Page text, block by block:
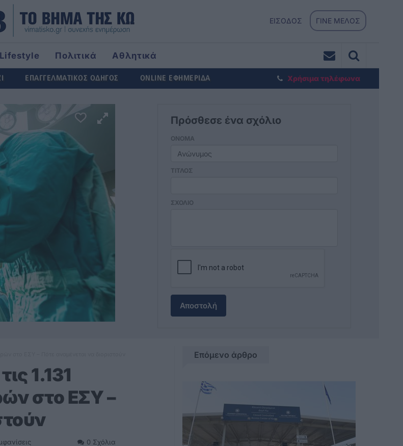
ΕΙΣΟΔΟΣ ΓΙΝΕ ΜΕΛΟΣ
Lifestyle Πολιτικά
Αθλητικά
ΕΠΑΓΓΕΛΜΑΤΙΚΟΣ ΟΔΗΓΟΣ ONLINE ΕΦΗΜΕΡΙΔΑ Χρήσιμα τηλέφωνα
Πρόσθεσε ένα σχόλιο
ΟΝΟΜΑ
ΤΙΤΛΟΣ
ΣΧΟΛΙΟ
Αποστολή
1.131
στο ΕΣΥ –
0 Σχόλια
Επόμενο άρθρο